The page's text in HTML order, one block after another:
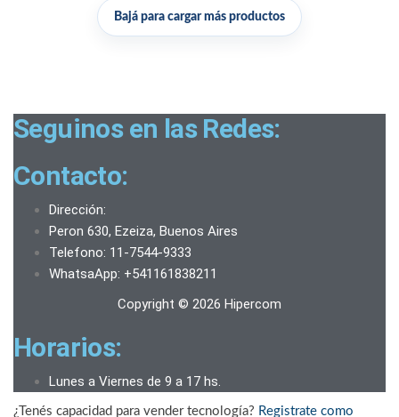
Bajá para cargar más productos
Seguinos en las Redes:
Contacto:
Dirección:
Peron 630, Ezeiza, Buenos Aires
Telefono: 11-7544-9333
WhatsaApp: +541161838211
Copyright © 2026 Hipercom
Horarios:
Lunes a Viernes de 9 a 17 hs.
¿Tenés capacidad para vender tecnología? Registrate como